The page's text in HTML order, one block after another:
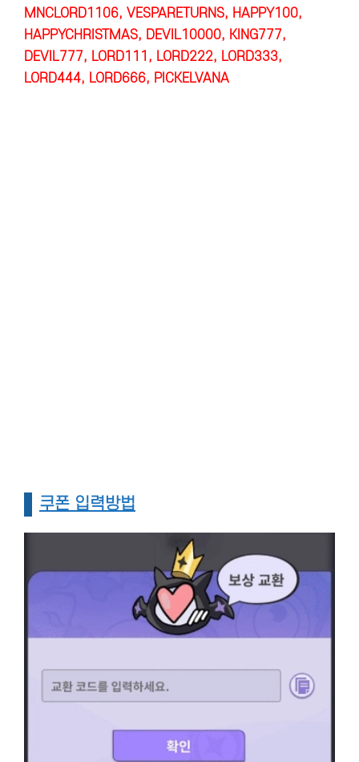
MNCLORD1106, VESPARETURNS, HAPPY100,
HAPPYCHRISTMAS, DEVIL10000, KING777,
DEVIL777, LORD111, LORD222, LORD333,
LORD444, LORD666, PICKELVANA
쿠폰 입력방법